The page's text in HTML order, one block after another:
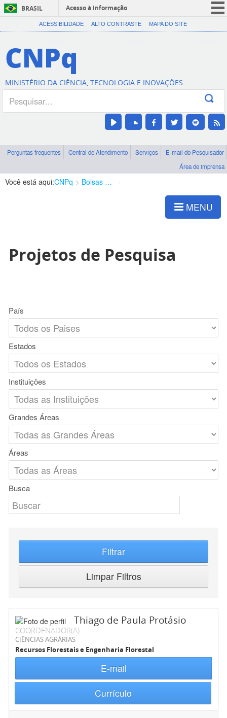
BRASIL
Acesso à informação
CORONAVÍRUS (COVID-19)
Canais
ACESSIBILIDADE ALTO CONTRASTE MAPA DO SITE
CNPq
MINISTÉRIO DA CIÊNCIA, TECNOLOGIA E INOVAÇÕES
Perguntas frequentes Central de Atendimento Serviços
E-mail do Pesquisador
Área de imprensa
Você está aqui:CNPq Bolsas e Auxílios Vigentes
MENU
Projetos de Pesquisa
País
Estados
Instituições
Grandes Áreas
Áreas
Busca
Filtrar
Limpar Filtros
Thiago de Paula Protásio
COORDENADOR(A)
CIÊNCIAS AGRÁRIAS
Recursos Florestais e Engenharia Florestal
E-mail
Currículo